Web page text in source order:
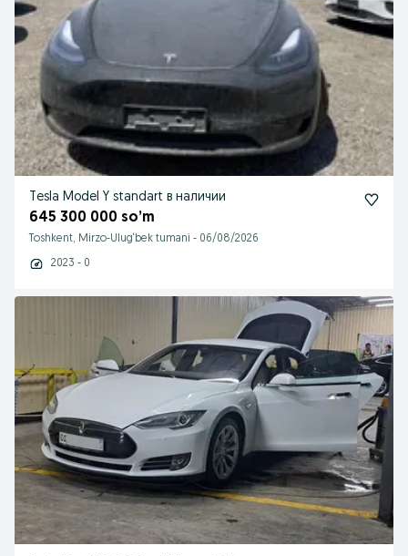
Tesla Model Y standart в наличии
645 300 000 so’m
Toshkent, Mirzo-Ulug‘bek tumani - 06/08/2026
2023 - 0